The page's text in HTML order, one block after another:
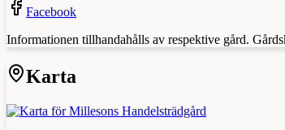
Facebook
Informationen tillhandahålls av respektive gård.
Karta